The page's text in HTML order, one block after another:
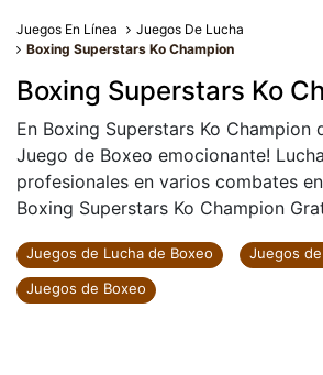
Juegos En Línea
Juegos De Lucha
Boxing Superstars Ko Champion
Boxing Superstars Ko
En Boxing Superstars Ko Champion
Juego de Boxeo emocionante!
profesionales en varios combates
Boxing Superstars Ko Champion
Juegos de Lucha de Boxeo
Juegos
Juegos de Boxeo